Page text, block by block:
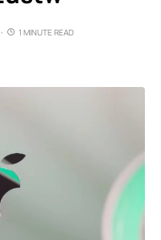
1 MINUTE READ